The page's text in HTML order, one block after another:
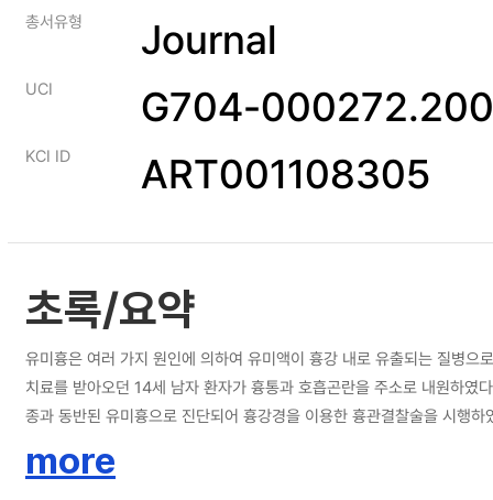
총서유형 Journal
UCI G704-
KCI ID ART001108305
초록/요약
유미흉은 여러 가지 원인에 의하여 유미액이 흉강 내로 유출되는 질병
치료를 받아오던 14세 남자 환자가 흉통과 호흡곤란을 주소로 내원하
종과 동반된 유미흉으로 진단되어 흉강경을 이용한 흉관결찰술을 시행하
more